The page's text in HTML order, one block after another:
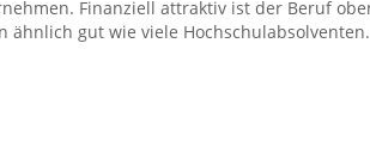
Finanziell attraktiv ist der Beruf
ähnlich gut wie viele Hochschulabsolventen.